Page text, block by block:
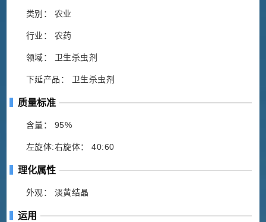
类别： 农业
行业： 农药
领域： 卫生杀虫剂
下延产品： 卫生杀虫剂
质量标准
含量： 95%
左旋体:右旋体： 40:60
理化属性
外观： 淡黄结晶
运用